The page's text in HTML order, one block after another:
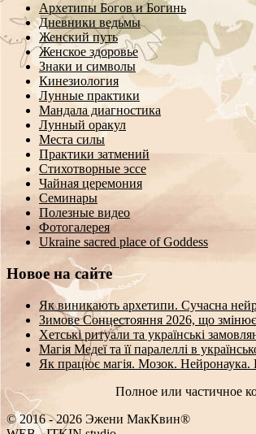
Архетипы Богов и Богинь
Дневники ведьмы
Женский путь
Женское здоровье
Знаки и символы
Кинезиология
Лунные практики
Мандала диагностика
Лунный оракул
Места силы
Практики затмений
Стихотворные эссе
Чайная церемония
Семинары
Полезные видео
Фотогалерея
Ukraine sacred place of Goddess
Новое на сайте
Як виникають архетипи. Сучасна
Зимове Сонцестояння 2026, що
Хетські ритуали та українські
Магія Медеї та її паралеллі в
Як працює магія. Мозок. Нейронаука.
Полное или частичное
© 2016 - 2026 Эжени МакКвин®